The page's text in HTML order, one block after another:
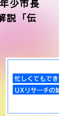
少市長
説「伝